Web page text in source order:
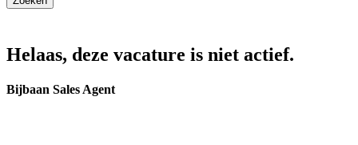
Helaas, deze vacature is niet actief.
Bijbaan Sales Agent